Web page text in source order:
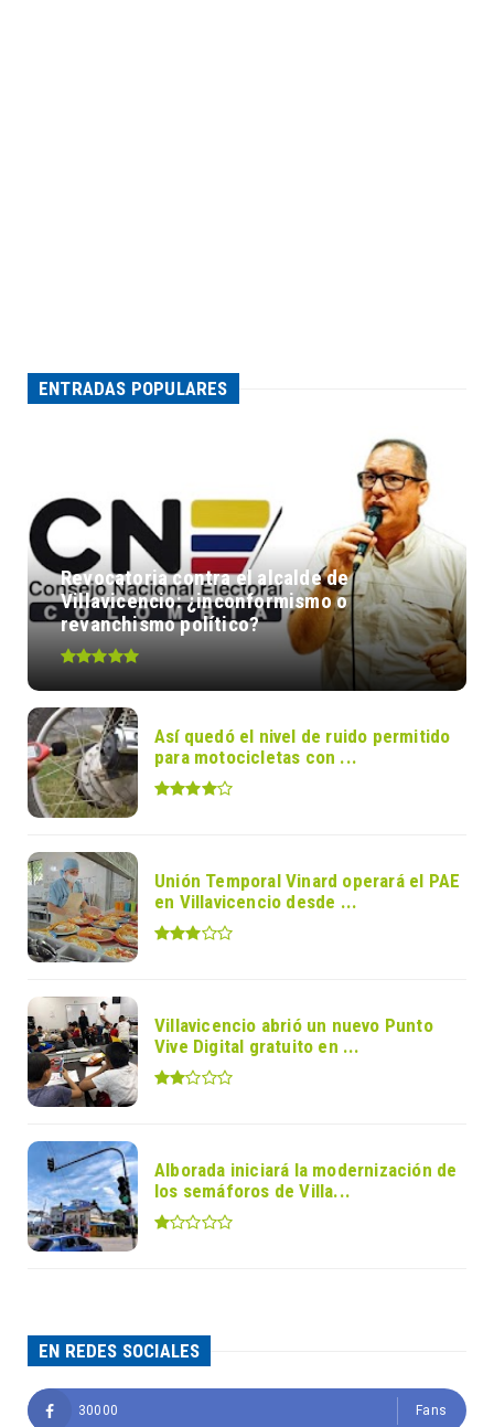
ENTRADAS POPULARES
Revocatoria contra el alcalde de
Villavicencio: ¿inconformismo o
revanchismo político?
Así quedó el nivel de ruido permitido
para motocicletas con ...
Unión Temporal Vinard operará el PAE
en Villavicencio desde ...
Villavicencio abrió un nuevo Punto
Vive Digital gratuito en ...
Alborada iniciará la modernización de
los semáforos de Villa...
EN REDES SOCIALES
30000 Fans